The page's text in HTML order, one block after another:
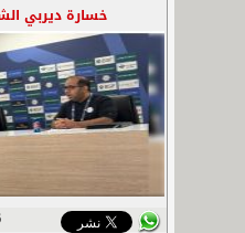
خسارة ديربي